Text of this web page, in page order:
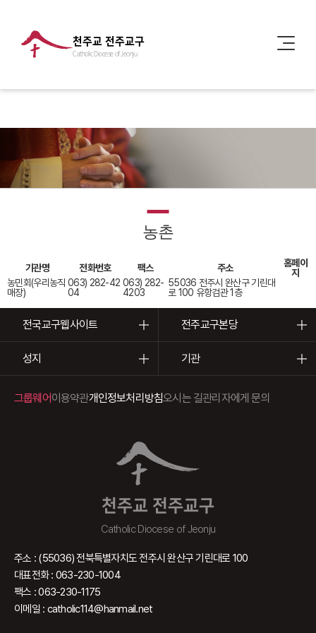
천주교 전주교구
Catholic Diocese of Jeonju
농촌
기관명 전화번호 팩스 주소
홈페이
지
농민회(우리농직
매장)
063) 282-42
04
063) 282-
4203
55036 전주시 완산구 기린대
로 100 유항검관 1층
전국교구웹사이트 전주교구본당
성지 기관
천주교 전주교구
Catholic Diocese of Jeonju
그룹웨어이용약관개인정보처리방침오시는 길관리자에게 문의
주소 : (55036) 전북특별자치도 전주시 완산구 기린대로 100
대표전화 : 063-230-1004
팩스 : 063-230-1175
이메일 : catholic114@hanmail.net